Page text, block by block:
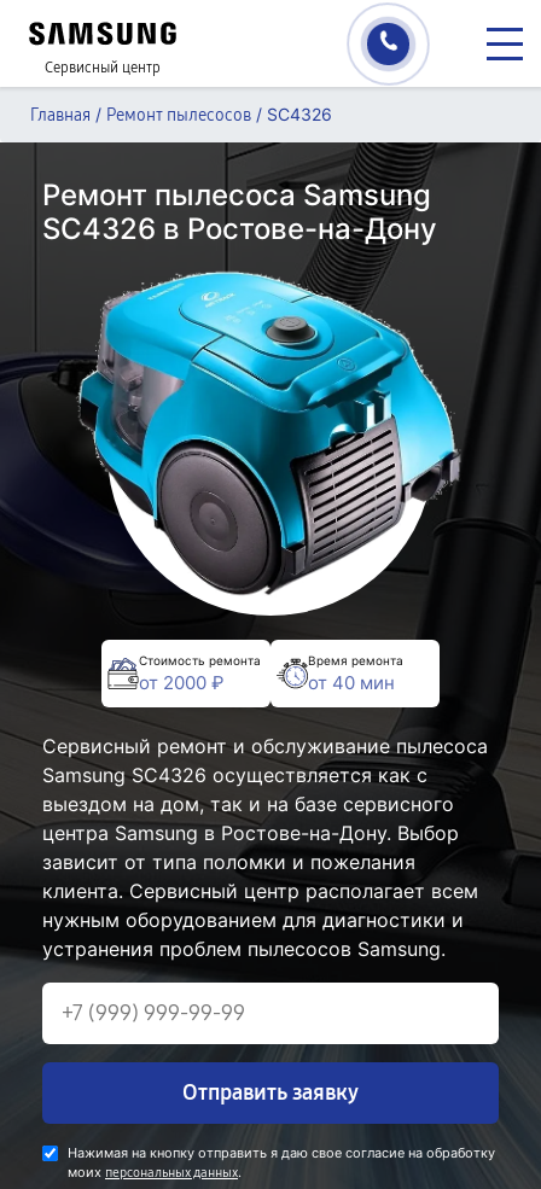
Сервисный центр
Главная / Ремонт пылесосов / SC4326
Ремонт пылесоса Samsung
SC4326 в Ростове-на-Дону
Стоимость ремонта
от 2000 ₽
Время ремонта
от 40 мин
Сервисный ремонт и обслуживание пылесоса
Samsung SC4326 осуществляется как с
выездом на дом, так и на базе сервисного
центра Samsung в Ростове-на-Дону. Выбор
зависит от типа поломки и пожелания
клиента. Сервисный центр располагает всем
нужным оборудованием для диагностики и
устранения проблем пылесосов Samsung.
Отправить заявку
Нажимая на кнопку отправить я даю свое согласие на обработку
моих персональных данных.